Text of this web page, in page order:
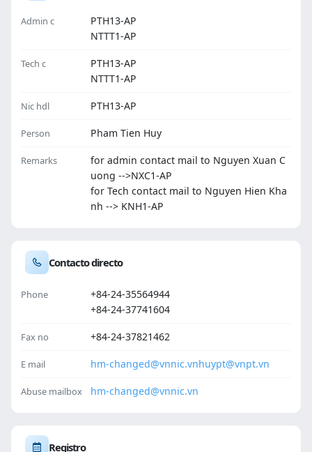
Admin c
PTH13-AP
NTTT1-AP
Tech c
PTH13-AP
NTTT1-AP
Nic hdl PTH13-AP
Person Pham Tien Huy
Remarks
for admin contact mail to Nguyen Xuan C
uong -->NXC1-AP
for Tech contact mail to Nguyen Hien Kha
nh --> KNH1-AP
Contacto directo
Phone
+84-24-35564944
+84-24-37741604
Fax no +84-24-37821462
E mail hm-changed@vnnic.vnhuypt@vnpt.vn
Abuse mailbox hm-changed@vnnic.vn
Registro